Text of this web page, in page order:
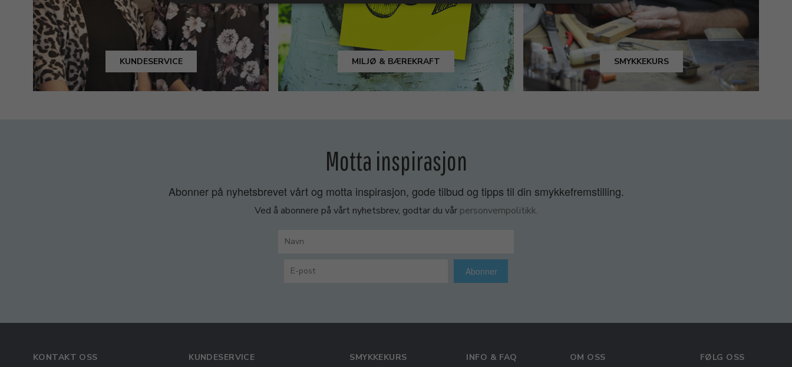
KUNDESERVICE MILJØ & BÆREKRAFT SMYKKEKURS
Motta inspirasjon
Abonner på nyhetsbrevet vårt og motta inspirasjon, gode tilbud og tipps til din smykkefremstilling.
Ved å abonnere på vårt nyhetsbrev, godtar du vår personvernpolitikk.
Abonner
KONTAKT OSS KUNDESERVICE SMYKKEKURS INFO & FAQ OM OSS FØLG OSS